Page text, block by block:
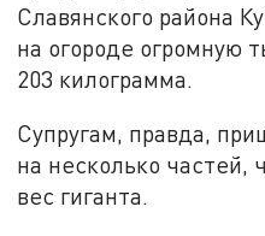
Славянского района
на огороде огромную
203 килограмма.
Супругам, правда,
на несколько частей,
вес гиганта.